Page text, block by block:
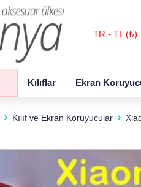
TR - TL (₺)
Kılıflar Ekran
Kılıf ve Ekran Koruyucular